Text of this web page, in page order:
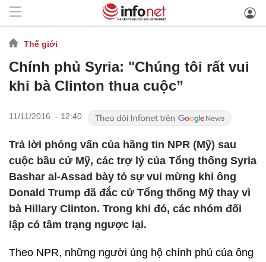
Thế giới
Chính phủ Syria: "Chúng tôi rất vui
khi bà Clinton thua cuộc”
11/11/2016 - 12:40
Trả lời phỏng vấn của hãng tin NPR (Mỹ) sau
cuộc bầu cử Mỹ, các trợ lý của Tổng thống Syria
Bashar al-Assad bày tỏ sự vui mừng khi ông
Donald Trump đã đắc cử Tổng thống Mỹ thay vì
bà Hillary Clinton. Trong khi đó, các nhóm đối
lập có tâm trạng ngược lại.
Theo NPR, những người ủng hộ chính phủ của ông